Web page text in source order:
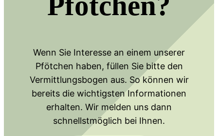
Wenn Sie Interesse an einem unserer
Pfötchen haben, füllen Sie bitte den
Vermittlungsbogen aus. So können wir
bereits die wichtigsten Informationen
erhalten. Wir melden uns dann
schnellstmöglich bei Ihnen.